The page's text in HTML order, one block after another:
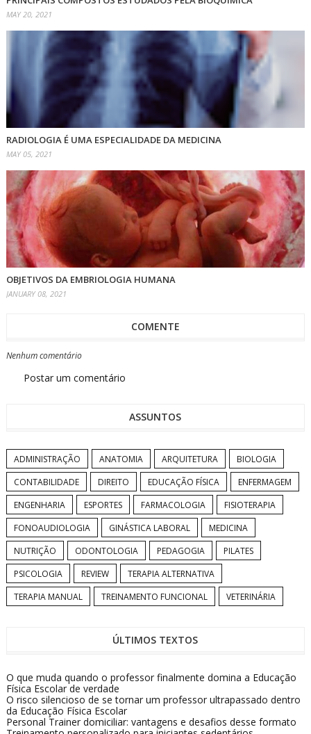
MAY 20, 2021
RADIOLOGIA É UMA ESPECIALIDADE DA MEDICINA
MAY 05, 2021
OBJETIVOS DA EMBRIOLOGIA HUMANA
JANUARY 08, 2021
COMENTE
Nenhum comentário
Postar um comentário
ASSUNTOS
ADMINISTRAÇÃO ANATOMIA ARQUITETURA
BIOLOGIA
CONTABILIDADE
DIREITO EDUCAÇÃO FÍSICA
ENFERMAGEM
ENGENHARIA
ESPORTES FARMACOLOGIA
FISIOTERAPIA
FONOAUDIOLOGIA
GINÁSTICA LABORAL
MEDICINA
NUTRIÇÃO
ODONTOLOGIA PEDAGOGIA
PILATES
PSICOLOGIA
REVIEW
TERAPIA ALTERNATIVA
TERAPIA MANUAL
TREINAMENTO FUNCIONAL VETERINÁRIA
ÚLTIMOS TEXTOS
O que muda quando o professor finalmente domina a Educação
Física Escolar de verdade
O risco silencioso de se tornar um professor ultrapassado dentro
da Educação Física Escolar
Personal Trainer domiciliar: vantagens e desafios desse formato